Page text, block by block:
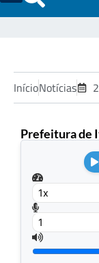
InícioNotícias
Prefeitura de